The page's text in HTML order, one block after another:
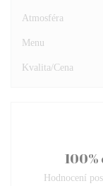
Atmosféra
Menu
Kvalita/Cena
Hodnocení